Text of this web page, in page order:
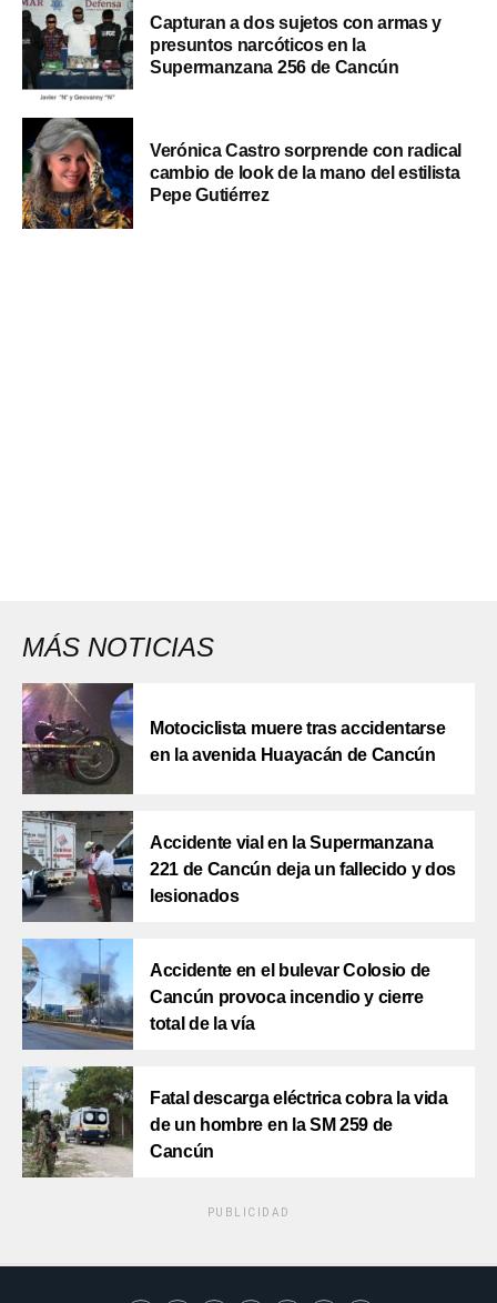
Capturan a dos sujetos con armas y
presuntos narcóticos en la
Supermanzana 256 de Cancún
Verónica Castro sorprende con radical
cambio de look de la mano del estilista
Pepe Gutiérrez
MÁS NOTICIAS
Motociclista muere tras accidentarse
en la avenida Huayacán de Cancún
Accidente vial en la Supermanzana
221 de Cancún deja un fallecido y dos
lesionados
Accidente en el bulevar Colosio de
Cancún provoca incendio y cierre
total de la vía
Fatal descarga eléctrica cobra la vida
de un hombre en la SM 259 de
Cancún
PUBLICIDAD